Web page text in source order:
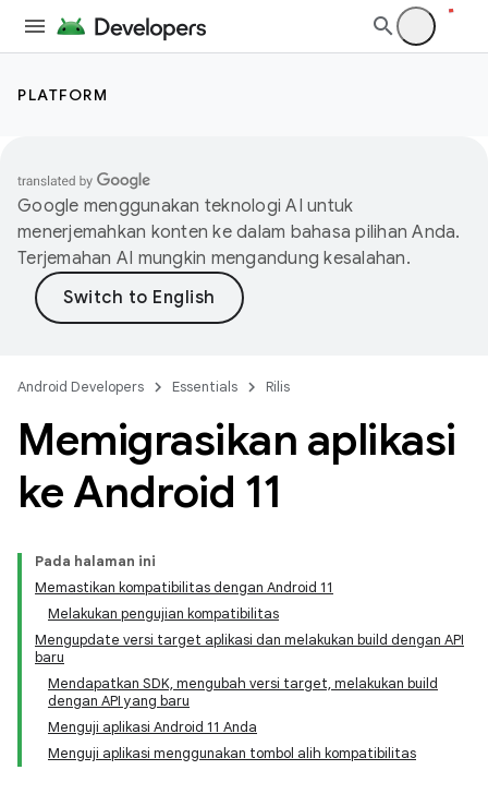
PLATFORM
Google menggunakan teknologi AI untuk
menerjemahkan konten ke dalam bahasa pilihan Anda.
Terjemahan AI mungkin mengandung kesalahan.
Android Developers Essentials Rilis
Memigrasikan aplikasi
ke Android 11
Pada halaman ini
Memastikan kompatibilitas dengan Android 11
Melakukan pengujian kompatibilitas
Mengupdate versi target aplikasi dan melakukan build dengan API
baru
Mendapatkan SDK, mengubah versi target, melakukan build
dengan API yang baru
Menguji aplikasi Android 11 Anda
Menguji aplikasi menggunakan tombol alih kompatibilitas